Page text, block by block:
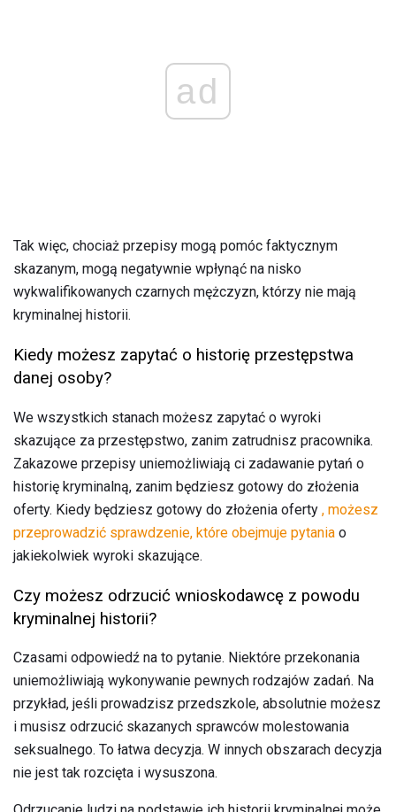
ad
Tak więc, chociaż przepisy mogą pomóc faktycznym
skazanym, mogą negatywnie wpłynąć na nisko
wykwalifikowanych czarnych mężczyzn, którzy nie mają
kryminalnej historii.
Kiedy możesz zapytać o historię przestępstwa
danej osoby?
We wszystkich stanach możesz zapytać o wyroki
skazujące za przestępstwo, zanim zatrudnisz pracownika.
Zakazowe przepisy uniemożliwiają ci zadawanie pytań o
historię kryminalną, zanim będziesz gotowy do złożenia
oferty. Kiedy będziesz gotowy do złożenia oferty , możesz
przeprowadzić sprawdzenie, które obejmuje pytania o
jakiekolwiek wyroki skazujące.
Czy możesz odrzucić wnioskodawcę z powodu
kryminalnej historii?
Czasami odpowiedź na to pytanie. Niektóre przekonania
uniemożliwiają wykonywanie pewnych rodzajów zadań. Na
przykład, jeśli prowadzisz przedszkole, absolutnie możesz
i musisz odrzucić skazanych sprawców molestowania
seksualnego. To łatwa decyzja. W innych obszarach decyzja
nie jest tak rozcięta i wysuszona.